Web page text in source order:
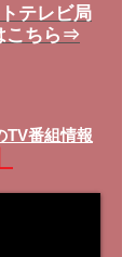
テレビ局
こちら⇒
TV番組情報